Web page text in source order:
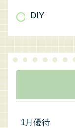
DIY
1月優待